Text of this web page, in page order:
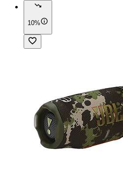
10%